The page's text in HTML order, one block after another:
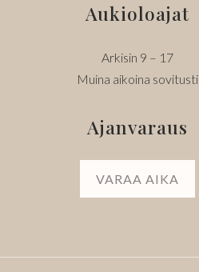
Aukioloajat
Arkisin 9 – 17
Muina aikoina sovitusti
Ajanvaraus
VARAA AIKA